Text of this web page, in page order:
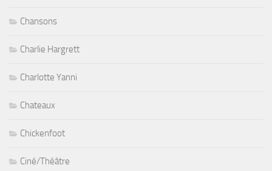
Chansons
Charlie Hargrett
Charlotte Yanni
Chateaux
Chickenfoot
Ciné/Théâtre